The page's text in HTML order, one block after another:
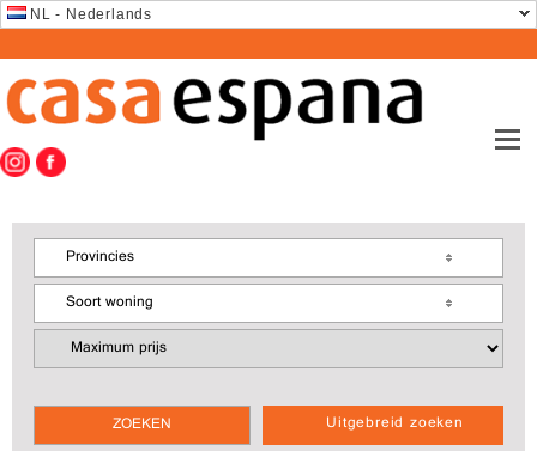
NL - Nederlands
Uitgebreid zoeken
Provincies
Soort woning